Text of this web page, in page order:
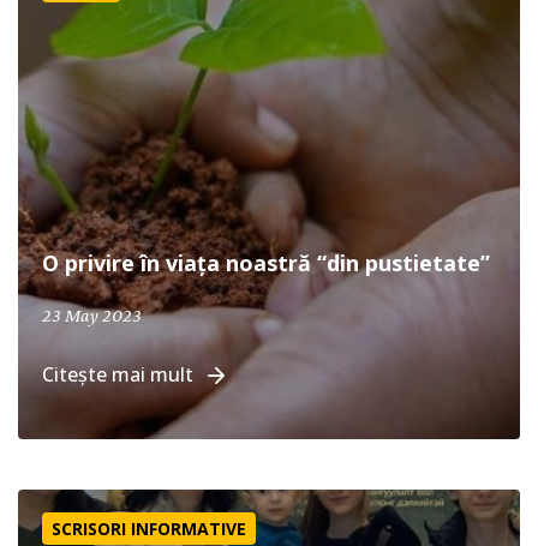
O privire în viața noastră “din pustietate”
23 May 2023April 19, 2024
Citește mai mult
Mai înainte ca să-I cereți
SCRISORI INFORMATIVE